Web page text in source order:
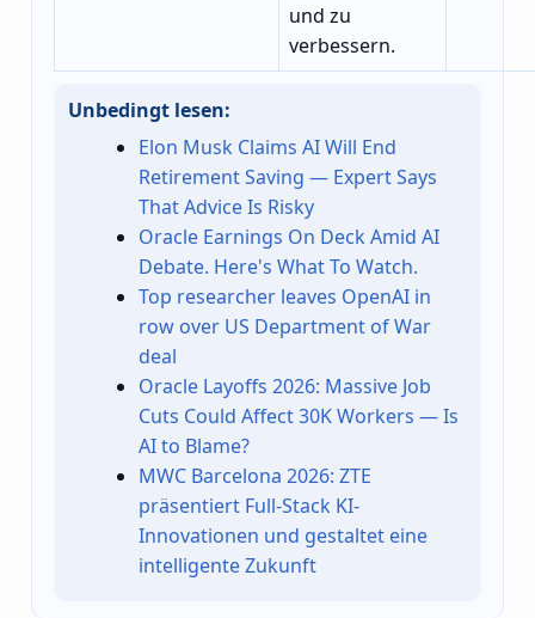
und zu
verbessern.
Unbedingt lesen:
Elon Musk Claims AI Will End
Retirement Saving — Expert Says
That Advice Is Risky
Oracle Earnings On Deck Amid AI
Debate. Here's What To Watch.
Top researcher leaves OpenAI in
row over US Department of War
deal
Oracle Layoffs 2026: Massive Job
Cuts Could Affect 30K Workers — Is
AI to Blame?
MWC Barcelona 2026: ZTE
präsentiert Full-Stack KI-
Innovationen und gestaltet eine
intelligente Zukunft